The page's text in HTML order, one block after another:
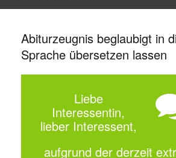
Abiturzeugnis beglaubigt in
Sprache übersetzen lassen
Liebe
Interessentin,
lieber Interessent,
aufgrund der derzeit